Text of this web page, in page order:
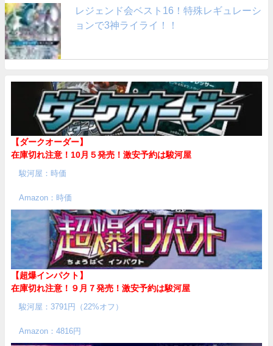
レジェンド会ベスト16！特殊レギュレーシ
ョンで3神ライライ！！
【ダークオーダー】
在庫切れ注意！10月５発売！ 激安予約は駿河屋
駿河屋：時価
Amazon：時価
【超爆インパクト】
在庫切れ注意！９月７発売！ 激安予約は駿河屋
駿河屋：3791円（22%オフ）
Amazon：4816円